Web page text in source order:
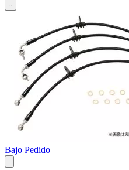
Bajo Pedido